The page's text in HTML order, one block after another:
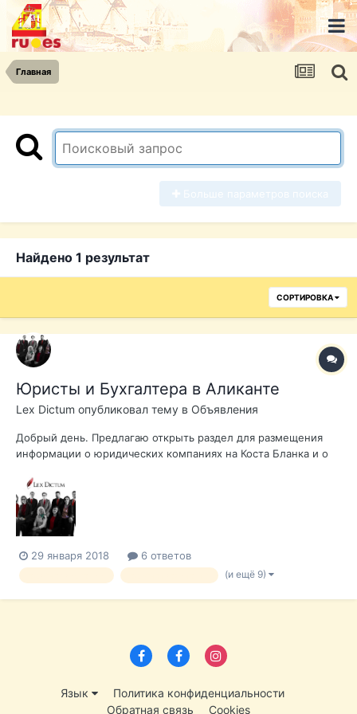
Главная
Найдено 1 результат
СОРТИРОВКА
Юристы и Бухгалтера в Аликанте
Lex Dictum опубликовал тему в Объявления
Добрый день. Предлагаю открыть раздел для размещения
информации о юридических компаниях на Коста Бланка и о
предпринимателей в Аликанте. Позвольте начать с
представления Компании Lex Dictum: Lex Dictum это
компания, оказывающая ши...
29 января 2018 6 ответов
(и ещё 9)
Язык
Политика конфиденциальности
Обратная связь
Cookies